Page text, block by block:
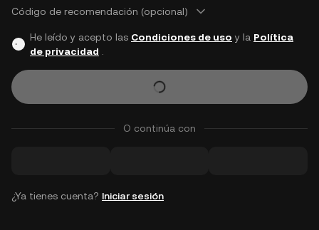
Código de recomendación (opcional)
He leído y acepto las Condiciones de uso y la Política
de privacidad
O continúa con
¿Ya tienes cuenta? Iniciar sesión